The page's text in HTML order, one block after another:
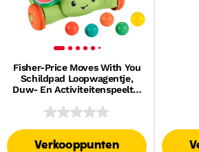
Fisher-Price Moves With You
Schildpad Loopwagentje,
Duw- En Activiteitenspeeltje
Ballen
Verkooppunten